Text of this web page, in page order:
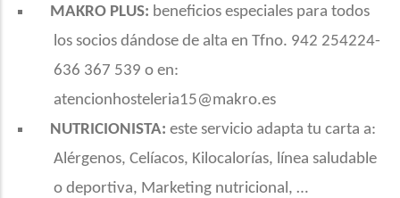
MAKRO PLUS: beneficios especiales para todos
los socios dándose de alta en Tfno. 942 254224-
636 367 539 o en:
atencionhosteleria15@makro.es
NUTRICIONISTA: este servicio adapta tu carta a:
Alérgenos, Celíacos, Kilocalorías, línea saludable
o deportiva, Marketing nutricional, …